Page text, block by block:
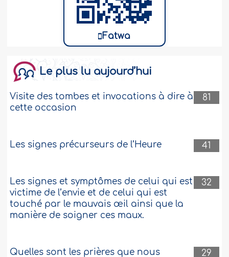
Fatwa
Le plus lu aujourd’hui
81
Visite des tombes et invocations à dire à
cette occasion
41
Les signes précurseurs de l’Heure
32
Les signes et symptômes de celui qui est
victime de l’envie et de celui qui est
touché par le mauvais œil ainsi que la
manière de soigner ces maux.
29
Quelles sont les prières que nous